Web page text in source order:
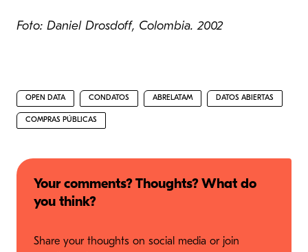
Foto: Daniel Drosdoff, Colombia. 2002
OPEN DATA CONDATOS ABRELATAM DATOS ABIERTAS
COMPRAS PÚBLICAS
Your comments? Thoughts? What do
you think?
Share your thoughts on social media or join